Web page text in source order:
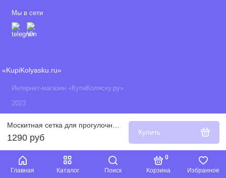
Главная Каталог Поиск Корзина
0
Избранное
1290 руб
Купить
Мы в сети
«KupiKolyasku.ru»
Интернет-магазин «КупиКоляску.ру»
2023